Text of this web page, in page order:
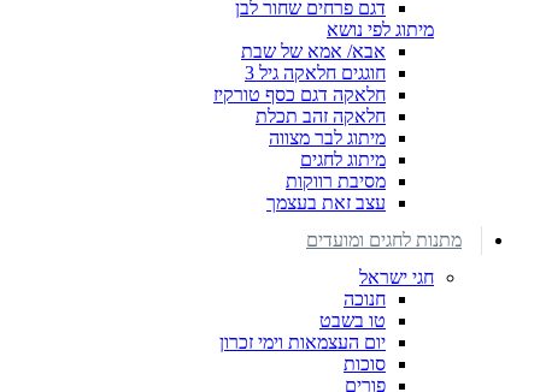
דגם פרחים שחור לבן
מיתוג לפי נושא
אבא/ אמא של שבת
חוגגים חלאקה גיל 3
חלאקה דגם כסף טורקיז
חלאקה זהב תכלת
מיתוג לבר מצווה
מיתוג לחגים
מסיבת רווקות
עצב זאת בעצמך
מתנות לחגים ומועדים
חגי ישראל
חנוכה
טו בשבט
יום העצמאות וימי זכרון
סוכות
פורים